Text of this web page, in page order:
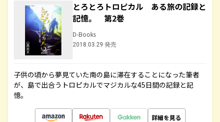
とろとろトロピカル ある旅の記録と
記憶。 第2巻
D-Books
2018.03.29 発売
子供の頃から夢見ていた南の島に滞在することになった筆者
が、島で出合うトロピカルでマジカルな45日間の記録と記
憶。
詳細を見る